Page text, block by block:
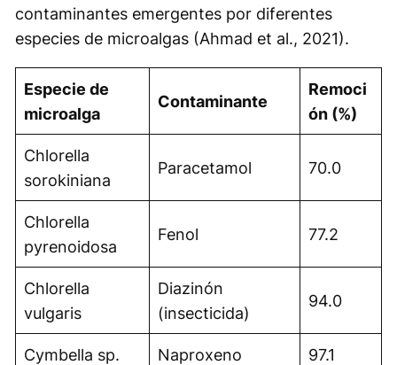
contaminantes emergentes por diferentes
especies de microalgas (Ahmad et al., 2021).
Especie de
microalga
Contaminante
Remoci
ón (%)
Chlorella
sorokiniana
Paracetamol 70.0
Chlorella
pyrenoidosa
Fenol 77.2
Chlorella
vulgaris
Diazinón
(insecticida)
94.0
Cymbella sp. Naproxeno 97.1